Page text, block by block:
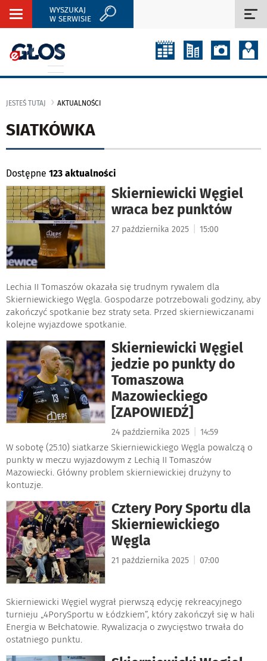
Rozwiń
WYSZUKAJ
W SERWISIE
JESTEŚ TUTAJ AKTUALNOŚCI
SIATKÓWKA
Dostępne 123 aktualności
Skierniewicki Węgiel
wraca bez punktów
27 października 2025 15:00
Lechia II Tomaszów okazała się trudnym rywalem dla
Skierniewickiego Węgla. Gospodarze potrzebowali godziny, aby
zakończyć spotkanie bez straty seta. Przed skierniewiczanami
kolejne wyjazdowe spotkanie.
Skierniewicki Węgiel
jedzie po punkty do
Tomaszowa
Mazowieckiego
[ZAPOWIEDŹ]
24 października 2025 14:59
W sobotę (25.10) siatkarze Skierniewickiego Węgla powalczą o
punkty w meczu wyjazdowym z Lechią II Tomaszów
Mazowiecki. Główny problem skierniewickiej drużyny to
kontuzje.
Cztery Pory Sportu dla
Skierniewickiego
Węgla
21 października 2025 07:00
Skierniewicki Węgiel wygrał pierwszą edycję rekreacyjnego
turnieju „4PorySportu w Łódzkiem”, który zakończył się w hali
Energia w Bełchatowie. Rywalizacja o zwycięstwo trwała do
ostatniego punktu.